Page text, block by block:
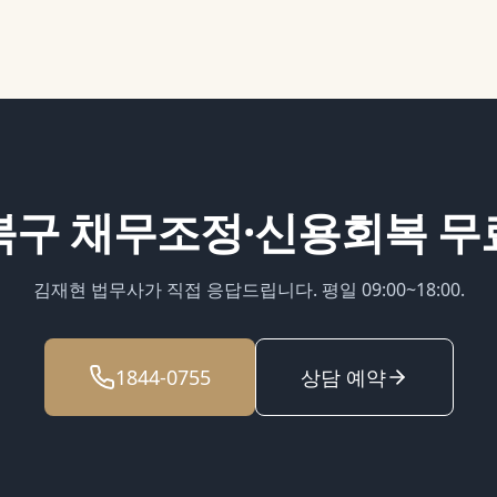
구채무조정·신용회복 무
김재현 법무사가 직접 응답드립니다. 평일 09:00~18:00.
1844-0755 상담 예약